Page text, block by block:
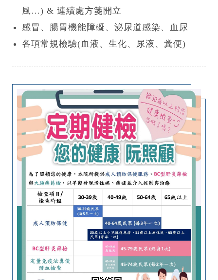
風…) & 連續處方箋開立
感冒、腸胃機能障礙、泌尿道感染、血尿
各項常規檢驗(血液、生化、尿液、糞便)